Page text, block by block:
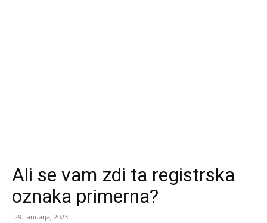
Ali se vam zdi ta registrska
oznaka primerna?
29. januarja, 2023